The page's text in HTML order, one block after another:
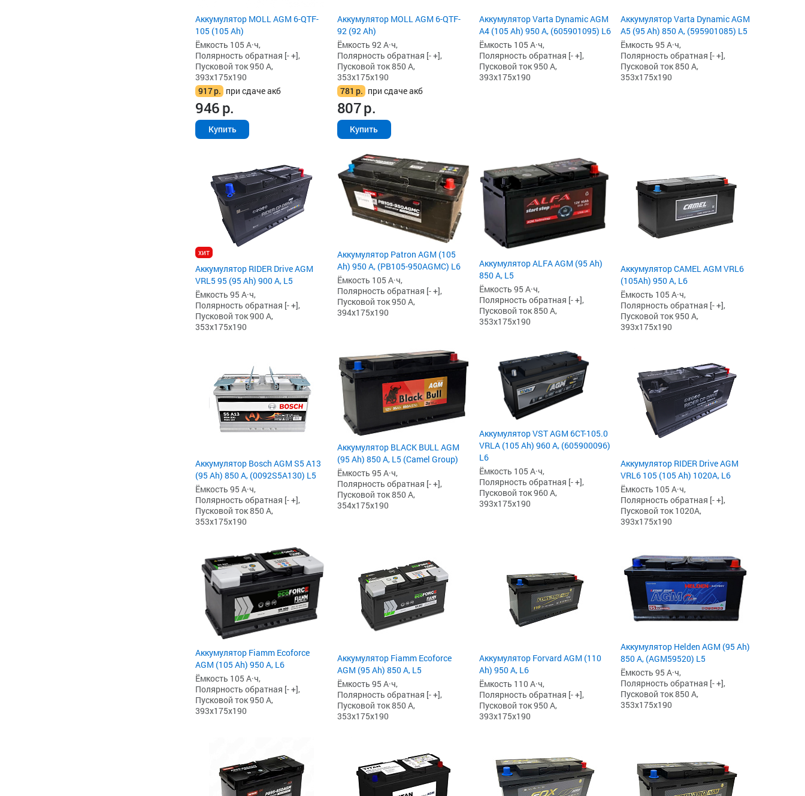
Аккумулятор MOLL AGM 6-QTF-
105 (105 Ah)
Ёмкость 105 А·ч,
Полярность обратная [- +],
Пусковой ток 950 А,
393x175x190
917р. при сдаче акб
946р.
Купить
Аккумулятор MOLL AGM 6-QTF-
92 (92 Ah)
Ёмкость 92 А·ч,
Полярность обратная [- +],
Пусковой ток 850 А,
353x175x190
781 р. при сдаче акб
807р.
Купить
Аккумулятор Varta Dynamic AGM
A4 (105 Ah) 950 А, (605901095) L6
Ёмкость 105 А·ч,
Полярность обратная [- +],
Пусковой ток 950 А,
393x175x190
Аккумулятор Varta Dynamic AGM
A5 (95 Ah) 850 А, (595901085) L5
Ёмкость 95 А·ч,
Полярность обратная [- +],
Пусковой ток 850 А,
353x175x190
хит
Аккумулятор RIDER Drive AGM
VRL5 95 (95 Ah) 900 А, L5
Ёмкость 95 А·ч,
Полярность обратная [- +],
Пусковой ток 900 А,
353x175x190
Аккумулятор Patron AGM (105
Ah) 950 А, (PB105-950AGMC) L6
Ёмкость 105 А·ч,
Полярность обратная [- +],
Пусковой ток 950 А,
394x175x190
Аккумулятор ALFA AGM (95 Ah)
850 А, L5
Ёмкость 95 А·ч,
Полярность обратная [- +],
Пусковой ток 850 А,
353x175x190
Аккумулятор CAMEL AGM VRL6
(105Ah) 950 А, L6
Ёмкость 105 А·ч,
Полярность обратная [- +],
Пусковой ток 950 А,
393x175x190
Аккумулятор Bosch AGM S5 А13
(95 Ah) 850 А, (0092S5A130) L5
Ёмкость 95 А·ч,
Полярность обратная [- +],
Пусковой ток 850 А,
353x175x190
Аккумулятор BLACK BULL AGM
(95 Ah) 850 А, L5 (Camel Group)
Ёмкость 95 А·ч,
Полярность обратная [- +],
Пусковой ток 850 А,
354x175x190
Аккумулятор VST AGM 6СТ-105.0
VRLA (105 Ah) 960 А, (605900096)
L6
Ёмкость 105 А·ч,
Полярность обратная [- +],
Пусковой ток 960 А,
393x175x190
Аккумулятор RIDER Drive AGM
VRL6 105 (105 Ah) 1020А, L6
Ёмкость 105 А·ч,
Полярность обратная [- +],
Пусковой ток 1020А,
393x175x190
Аккумулятор Fiamm Ecoforce
AGM (105 Ah) 950 А, L6
Ёмкость 105 А·ч,
Полярность обратная [- +],
Пусковой ток 950 А,
393x175x190
Аккумулятор Fiamm Ecoforce
AGM (95 Ah) 850 A, L5
Ёмкость 95 А·ч,
Полярность обратная [- +],
Пусковой ток 850 А,
353x175x190
Аккумулятор Forvard AGM (110
Ah) 950 А, L6
Ёмкость 110 А·ч,
Полярность обратная [- +],
Пусковой ток 950 А,
393x175x190
Аккумулятор Helden AGM (95 Ah)
850 А, (AGM59520) L5
Ёмкость 95 А·ч,
Полярность обратная [- +],
Пусковой ток 850 А,
353x175x190